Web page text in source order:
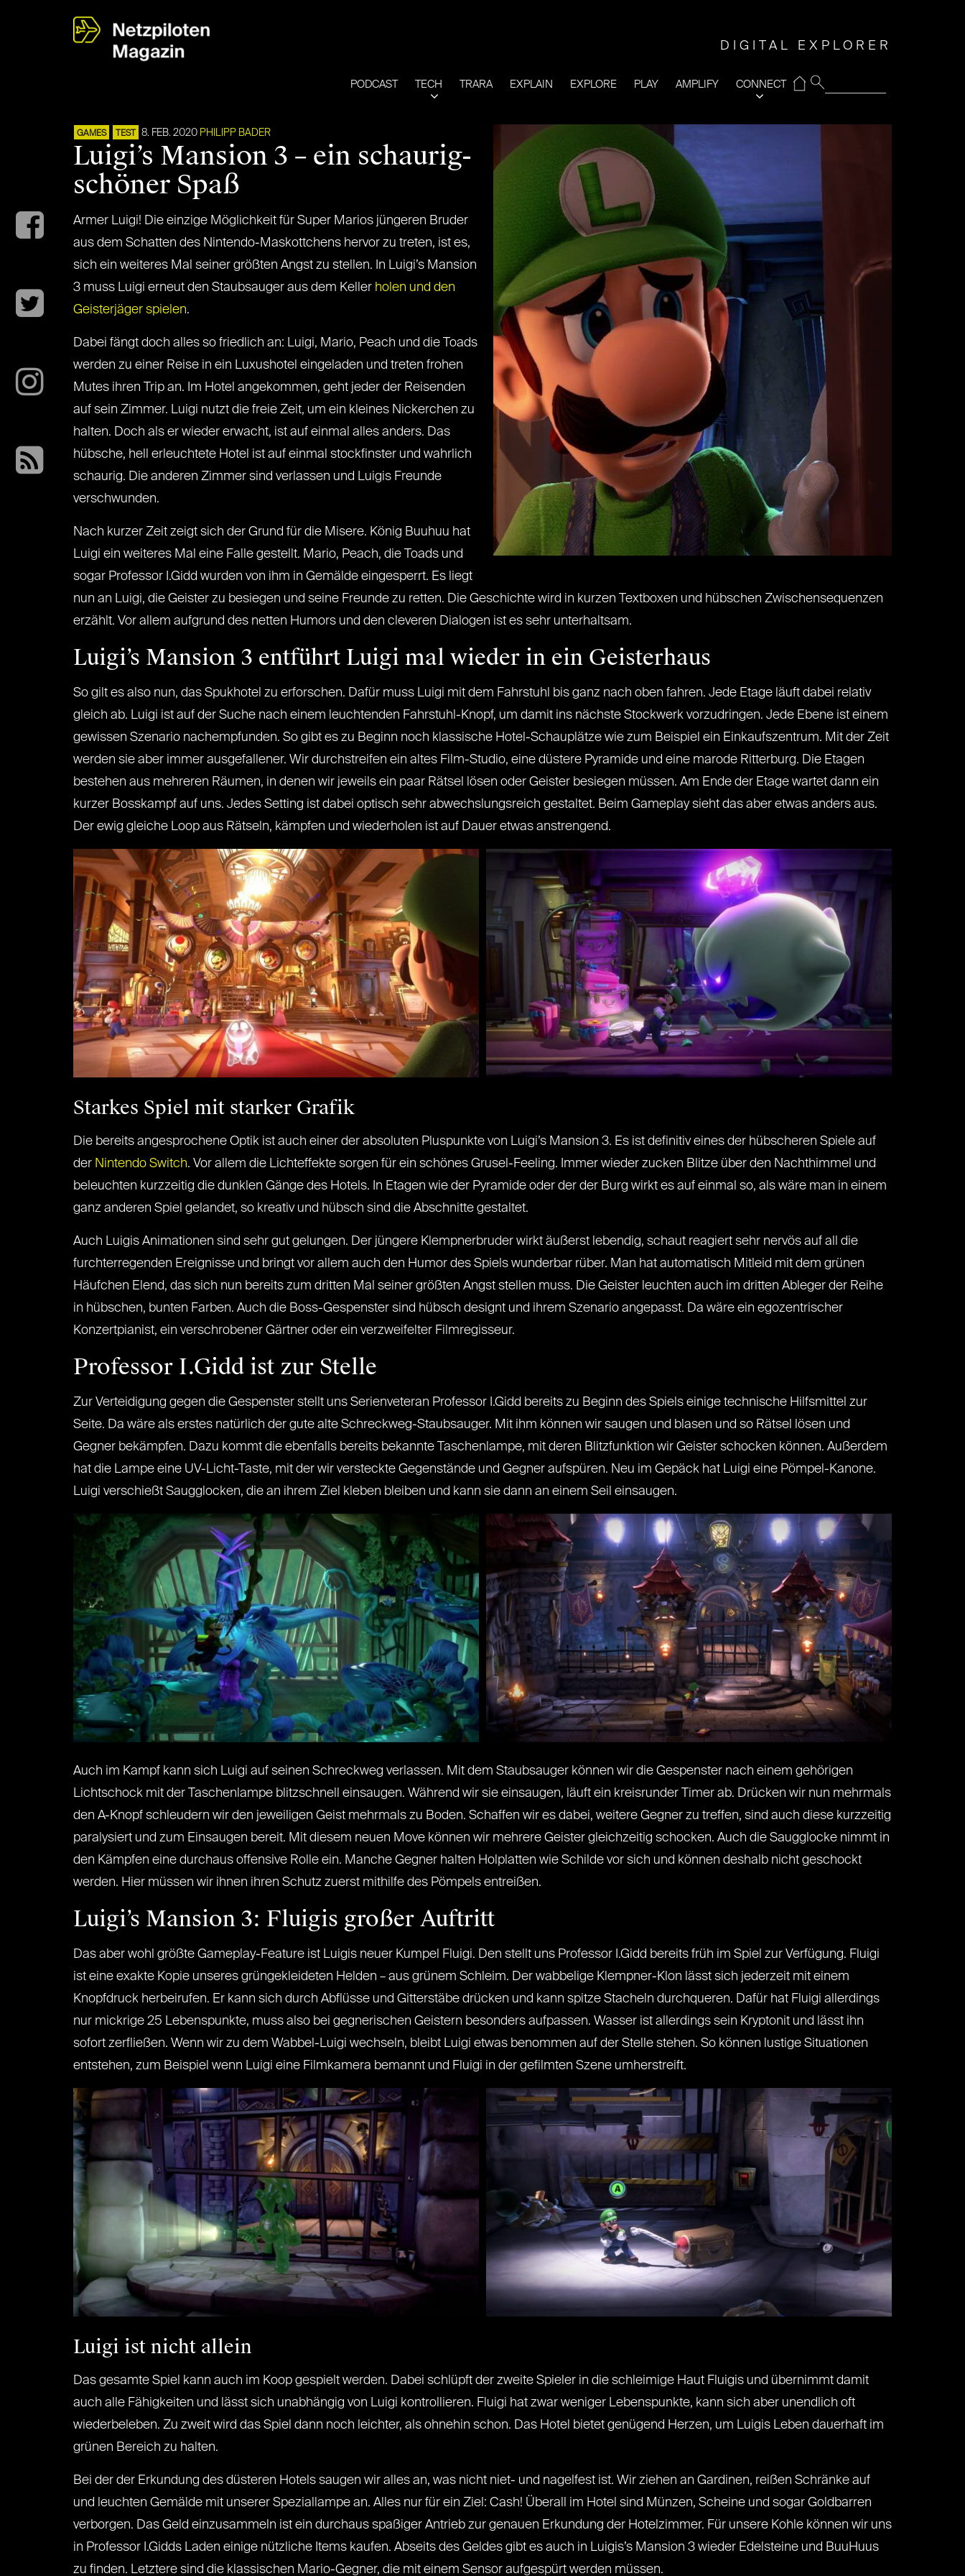
DIGITAL EXPLORER
PODCAST TECH TRARA EXPLAIN EXPLORE PLAY AMPLIFY CONNECT
⌂
GAMES TEST 8. FEB. 2020 PHILIPP BADER
Luigi’s Mansion 3 – ein schaurig-
schöner Spaß
Armer Luigi! Die einzige Möglichkeit für Super Marios jüngeren Bruder
aus dem Schatten des Nintendo-Maskottchens hervor zu treten, ist es,
sich ein weiteres Mal seiner größten Angst zu stellen. In Luigi’s Mansion
3 muss Luigi erneut den Staubsauger aus dem Keller holen und den
Geisterjäger spielen.
Dabei fängt doch alles so friedlich an: Luigi, Mario, Peach und die Toads
werden zu einer Reise in ein Luxushotel eingeladen und treten frohen
Mutes ihren Trip an. Im Hotel angekommen, geht jeder der Reisenden
auf sein Zimmer. Luigi nutzt die freie Zeit, um ein kleines Nickerchen zu
halten. Doch als er wieder erwacht, ist auf einmal alles anders. Das
hübsche, hell erleuchtete Hotel ist auf einmal stockfinster und wahrlich
schaurig. Die anderen Zimmer sind verlassen und Luigis Freunde
verschwunden.
Nach kurzer Zeit zeigt sich der Grund für die Misere. König Buuhuu hat
Luigi ein weiteres Mal eine Falle gestellt. Mario, Peach, die Toads und
sogar Professor I.Gidd wurden von ihm in Gemälde eingesperrt. Es liegt
nun an Luigi, die Geister zu besiegen und seine Freunde zu retten. Die Geschichte wird in kurzen Textboxen und hübschen Zwischensequenzen
erzählt. Vor allem aufgrund des netten Humors und den cleveren Dialogen ist es sehr unterhaltsam.
Luigi’s Mansion 3 entführt Luigi mal wieder in ein Geisterhaus
So gilt es also nun, das Spukhotel zu erforschen. Dafür muss Luigi mit dem Fahrstuhl bis ganz nach oben fahren. Jede Etage läuft dabei relativ
gleich ab. Luigi ist auf der Suche nach einem leuchtenden Fahrstuhl-Knopf, um damit ins nächste Stockwerk vorzudringen. Jede Ebene ist einem
gewissen Szenario nachempfunden. So gibt es zu Beginn noch klassische Hotel-Schauplätze wie zum Beispiel ein Einkaufszentrum. Mit der Zeit
werden sie aber immer ausgefallener. Wir durchstreifen ein altes Film-Studio, eine düstere Pyramide und eine marode Ritterburg. Die Etagen
bestehen aus mehreren Räumen, in denen wir jeweils ein paar Rätsel lösen oder Geister besiegen müssen. Am Ende der Etage wartet dann ein
kurzer Bosskampf auf uns. Jedes Setting ist dabei optisch sehr abwechslungsreich gestaltet. Beim Gameplay sieht das aber etwas anders aus.
Der ewig gleiche Loop aus Rätseln, kämpfen und wiederholen ist auf Dauer etwas anstrengend.
Starkes Spiel mit starker Grafik
Die bereits angesprochene Optik ist auch einer der absoluten Pluspunkte von Luigi’s Mansion 3. Es ist definitiv eines der hübscheren Spiele auf
der Nintendo Switch. Vor allem die Lichteffekte sorgen für ein schönes Grusel-Feeling. Immer wieder zucken Blitze über den Nachthimmel und
beleuchten kurzzeitig die dunklen Gänge des Hotels. In Etagen wie der Pyramide oder der der Burg wirkt es auf einmal so, als wäre man in einem
ganz anderen Spiel gelandet, so kreativ und hübsch sind die Abschnitte gestaltet.
Auch Luigis Animationen sind sehr gut gelungen. Der jüngere Klempnerbruder wirkt äußerst lebendig, schaut reagiert sehr nervös auf all die
furchterregenden Ereignisse und bringt vor allem auch den Humor des Spiels wunderbar rüber. Man hat automatisch Mitleid mit dem grünen
Häufchen Elend, das sich nun bereits zum dritten Mal seiner größten Angst stellen muss. Die Geister leuchten auch im dritten Ableger der Reihe
in hübschen, bunten Farben. Auch die Boss-Gespenster sind hübsch designt und ihrem Szenario angepasst. Da wäre ein egozentrischer
Konzertpianist, ein verschrobener Gärtner oder ein verzweifelter Filmregisseur.
Professor I.Gidd ist zur Stelle
Zur Verteidigung gegen die Gespenster stellt uns Serienveteran Professor I.Gidd bereits zu Beginn des Spiels einige technische Hilfsmittel zur
Seite. Da wäre als erstes natürlich der gute alte Schreckweg-Staubsauger. Mit ihm können wir saugen und blasen und so Rätsel lösen und
Gegner bekämpfen. Dazu kommt die ebenfalls bereits bekannte Taschenlampe, mit deren Blitzfunktion wir Geister schocken können. Außerdem
hat die Lampe eine UV-Licht-Taste, mit der wir versteckte Gegenstände und Gegner aufspüren. Neu im Gepäck hat Luigi eine Pömpel-Kanone.
Luigi verschießt Saugglocken, die an ihrem Ziel kleben bleiben und kann sie dann an einem Seil einsaugen.
Auch im Kampf kann sich Luigi auf seinen Schreckweg verlassen. Mit dem Staubsauger können wir die Gespenster nach einem gehörigen
Lichtschock mit der Taschenlampe blitzschnell einsaugen. Während wir sie einsaugen, läuft ein kreisrunder Timer ab. Drücken wir nun mehrmals
den A-Knopf schleudern wir den jeweiligen Geist mehrmals zu Boden. Schaffen wir es dabei, weitere Gegner zu treffen, sind auch diese kurzzeitig
paralysiert und zum Einsaugen bereit. Mit diesem neuen Move können wir mehrere Geister gleichzeitig schocken. Auch die Saugglocke nimmt in
den Kämpfen eine durchaus offensive Rolle ein. Manche Gegner halten Holplatten wie Schilde vor sich und können deshalb nicht geschockt
werden. Hier müssen wir ihnen ihren Schutz zuerst mithilfe des Pömpels entreißen.
Luigi’s Mansion 3: Fluigis großer Auftritt
Das aber wohl größte Gameplay-Feature ist Luigis neuer Kumpel Fluigi. Den stellt uns Professor I.Gidd bereits früh im Spiel zur Verfügung. Fluigi
ist eine exakte Kopie unseres grüngekleideten Helden – aus grünem Schleim. Der wabbelige Klempner-Klon lässt sich jederzeit mit einem
Knopfdruck herbeirufen. Er kann sich durch Abflüsse und Gitterstäbe drücken und kann spitze Stacheln durchqueren. Dafür hat Fluigi allerdings
nur mickrige 25 Lebenspunkte, muss also bei gegnerischen Geistern besonders aufpassen. Wasser ist allerdings sein Kryptonit und lässt ihn
sofort zerfließen. Wenn wir zu dem Wabbel-Luigi wechseln, bleibt Luigi etwas benommen auf der Stelle stehen. So können lustige Situationen
entstehen, zum Beispiel wenn Luigi eine Filmkamera bemannt und Fluigi in der gefilmten Szene umherstreift.
Luigi ist nicht allein
Das gesamte Spiel kann auch im Koop gespielt werden. Dabei schlüpft der zweite Spieler in die schleimige Haut Fluigis und übernimmt damit
auch alle Fähigkeiten und lässt sich unabhängig von Luigi kontrollieren. Fluigi hat zwar weniger Lebenspunkte, kann sich aber unendlich oft
wiederbeleben. Zu zweit wird das Spiel dann noch leichter, als ohnehin schon. Das Hotel bietet genügend Herzen, um Luigis Leben dauerhaft im
grünen Bereich zu halten.
Bei der der Erkundung des düsteren Hotels saugen wir alles an, was nicht niet- und nagelfest ist. Wir ziehen an Gardinen, reißen Schränke auf
und leuchten Gemälde mit unserer Speziallampe an. Alles nur für ein Ziel: Cash! Überall im Hotel sind Münzen, Scheine und sogar Goldbarren
verborgen. Das Geld einzusammeln ist ein durchaus spaßiger Antrieb zur genauen Erkundung der Hotelzimmer. Für unsere Kohle können wir uns
in Professor I.Gidds Laden einige nützliche Items kaufen. Abseits des Geldes gibt es auch in Luigis’s Mansion 3 wieder Edelsteine und BuuHuus
zu finden. Letztere sind die klassischen Mario-Gegner, die mit einem Sensor aufgespürt werden müssen.